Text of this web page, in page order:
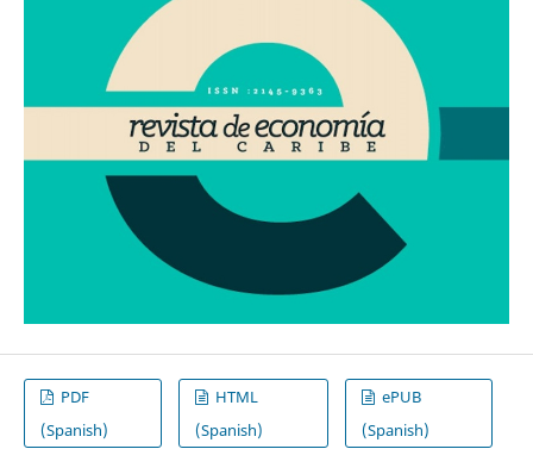
PDF
(Spanish)
HTML
(Spanish)
ePUB
(Spanish)